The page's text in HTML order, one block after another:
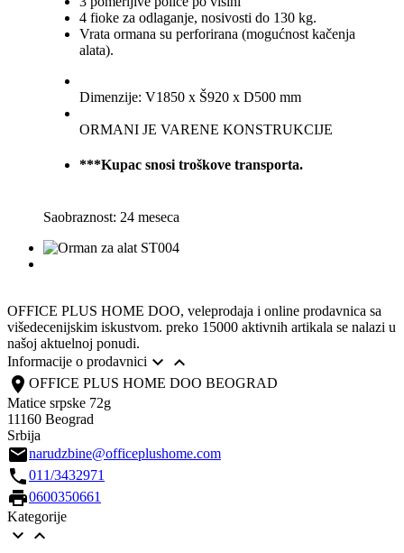
4 fioke za odlaganje, nosivosti do 130 kg.
Vrata ormana su perforirana (mogućnost kačenja
alata).
Dimenzije: V1850 x Š920 x D500 mm
ORMANI JE VARENE KONSTRUKCIJE
***Kupac snosi troškove transporta.
Saobraznost: 24 meseca
OFFICE PLUS HOME DOO, veleprodaja i online prodavnica sa
višedecenijskim iskustvom. preko 15000 aktivnih artikala se nalazi u
našoj aktuelnoj ponudi.
Informacije o prodavnici  
location_on OFFICE PLUS HOME DOO BEOGRAD
Matice srpske 72g
11160 Beograd
Srbija
emailnarudzbine@officeplushome.com
call011/3432971
print0600350661
Kategorije
 